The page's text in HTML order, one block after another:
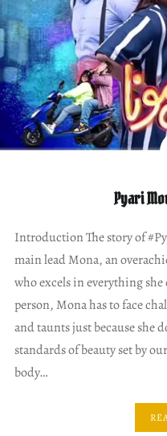
Pyari
Introduction The story of
main lead Mona, an
who excels in everything
person, Mona has to face
and taunts just because she
standards of beauty set by
body…